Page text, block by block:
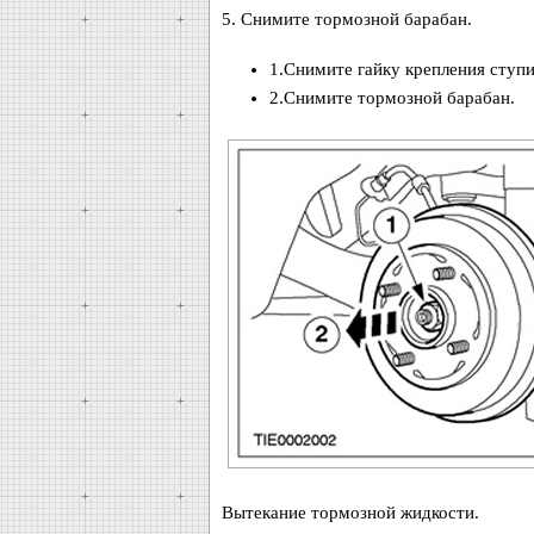
5. Снимите тормозной барабан.
1.Снимите гайку крепления
2.Снимите тормозной барабан.
Вытекание тормозной жидкости.